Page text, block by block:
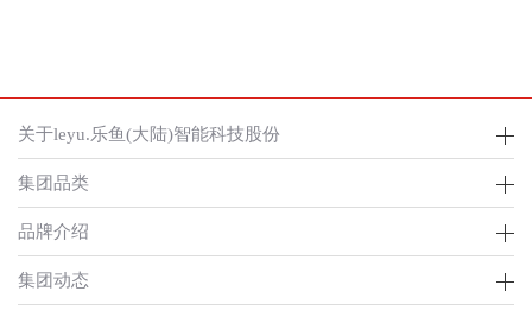
关于leyu.乐鱼(大陆)智能科技股份
集团品类
品牌介绍
集团动态